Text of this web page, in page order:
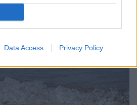
Data Access Privacy Policy
περιοχή Ψωρονέρια